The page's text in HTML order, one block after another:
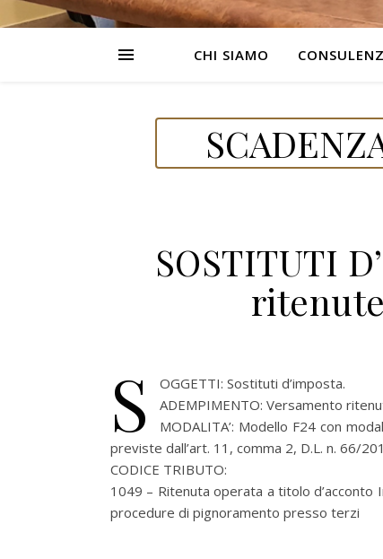
CHI SIAMO
SOSTITUTI
S
OGGETTI: Sostituti d’imposta.
ADEMPIMENTO: Versamento
MODALITA’: Modello F24 con
previste dall’art. 11, comma 2, D.L. n. 66/
CODICE TRIBUTO:
1049 – Ritenuta operata a titolo
procedure di pignoramento presso terzi